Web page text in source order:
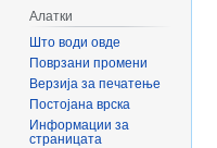
Алатки
Што води овде
Поврзани промени
Верзија за печатење
Постојана врска
Информации за
страницата